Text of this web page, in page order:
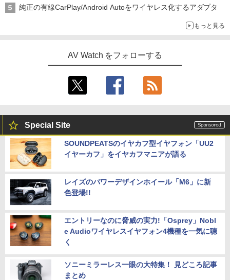
純正の有線CarPlay/Android Autoをワイヤレス化するアダプタ
もっと見る
AV Watch をフォローする
Special Site
SOUNDPEATSのイヤカフ型イヤフォン「UU2
イヤーカフ」をイヤカフマニアが語る
レイズのパワーデザインホイール「M6」に新
色登場!!
エントリーなのに脅威の実力!「Osprey」Nobl
e Audioワイヤレスイヤフォン4機種を一気に聴
く
ソニーミラーレス一眼の大特集！ 見どころ記事
まとめ